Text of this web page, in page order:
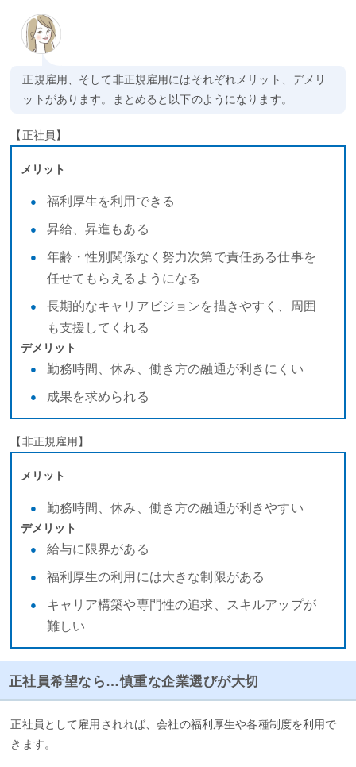
正規雇用、そして非正規雇用にはそれぞれメリット、デメリ
ットがあります。まとめると以下のようになります。
【正社員】
メリット
福利厚生を利用できる
昇給、昇進もある
年齢・性別関係なく努力次第で責任ある仕事を
任せてもらえるようになる
長期的なキャリアビジョンを描きやすく、周囲
も支援してくれる
デメリット
勤務時間、休み、働き方の融通が利きにくい
成果を求められる
【非正規雇用】
メリット
勤務時間、休み、働き方の融通が利きやすい
デメリット
給与に限界がある
福利厚生の利用には大きな制限がある
キャリア構築や専門性の追求、スキルアップが
難しい
正社員希望なら…慎重な企業選びが大切
正社員として雇用されれば、会社の福利厚生や各種制度を利用で
きます。